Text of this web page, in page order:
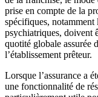
prise en compte de la
spécifiques, notamment
psychiatriques, doivent
quotité globale assurée
l’établissement prêteur.
Lorsque l’assurance a
une fonctionnalité de